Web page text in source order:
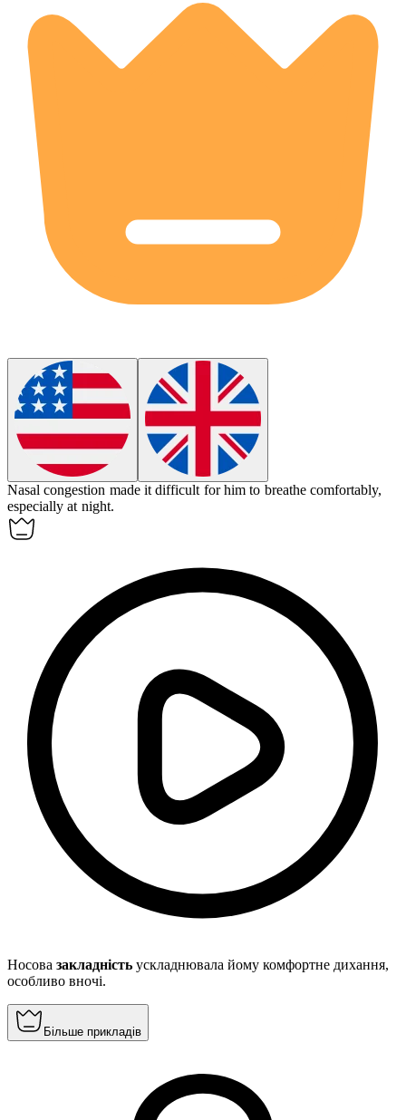
Nasalcongestion made it difficult for him to breathe comfortably,
especially at night.
Носова закладність ускладнювала йому комфортне дихання,
особливо вночі.
Більше прикладів